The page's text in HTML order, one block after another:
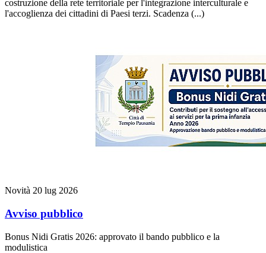
costruzione della rete territoriale per l'integrazione interculturale e
l'accoglienza dei cittadini di Paesi terzi. Scadenza (...)
Novità 20 lug 2026
Avviso pubblico
Bonus Nidi Gratis 2026: approvato il bando pubblico e la
modulistica